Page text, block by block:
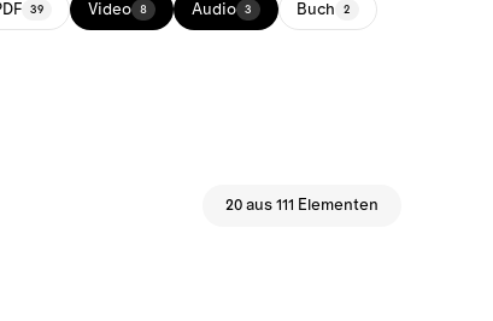
39 Video 8 Audio 3 Buch 2
20 aus 111 Elementen